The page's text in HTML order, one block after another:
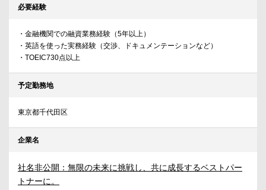
必要経験
・金融機関での融資業務経験（5年以上）
・英語を使った実務経験（交渉、ドキュメンテーションなど）
・TOEIC730点以上
予定勤務地
東京都千代田区
企業名
社名非公開：無限の未来に挑戦し、共に成長するベストパー
トナーに。